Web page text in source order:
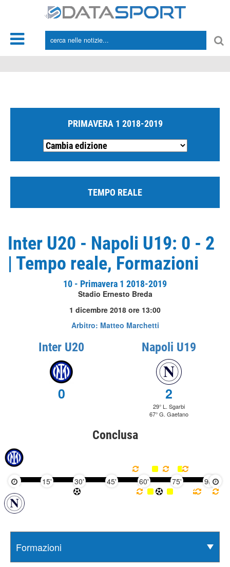
PRIMAVERA 1 2018-2019
TEMPO REALE
Inter U20 - Napoli U19: 0 - 2
| Tempo reale, Formazioni
10 - Primavera 1 2018-2019
Stadio Ernesto Breda
1 dicembre 2018 ore 13:00
Arbitro: Matteo Marchetti
Inter U20
0
Napoli U19
2
29° L. Sgarbi
67° G. Gaetano
Conclusa
15' 30' 45' 60' 75' 90'